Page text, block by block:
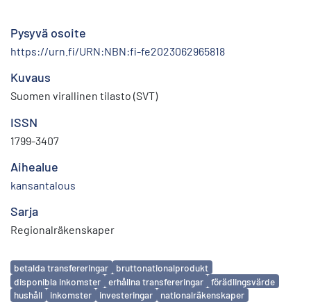
Pysyvä osoite
https://urn.fi/URN:NBN:fi-fe2023062965818
Kuvaus
Suomen virallinen tilasto (SVT)
ISSN
1799-3407
Aihealue
kansantalous
Sarja
Regionalräkenskaper
Avainsanat
betalda transfereringar
bruttonationalprodukt
disponibla inkomster
erhållna transfereringar
förädlingsvärde
hushåll
inkomster investeringar
nationalräkenskaper